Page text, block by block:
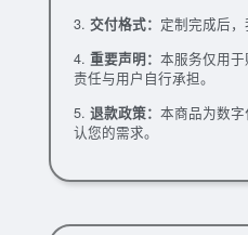
3. 交付格式： 定制完成后
4. 重要声明： 本服务仅用
责任与用户自行承担。
5. 退款政策： 本商品为数
认您的需求。